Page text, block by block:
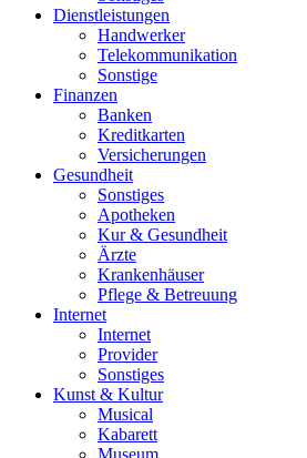
Dienstleistungen
Handwerker
Telekommunikation
Sonstige
Finanzen
Banken
Kreditkarten
Versicherungen
Gesundheit
Sonstiges
Apotheken
Kur & Gesundheit
Ärzte
Krankenhäuser
Pflege & Betreuung
Internet
Internet
Provider
Sonstiges
Kunst & Kultur
Musical
Kabarett
Museum